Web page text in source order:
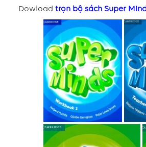
Dowload trọn bộ sách Super